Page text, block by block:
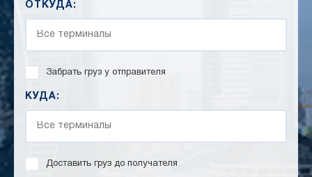
ОТКУДА:
Забрать груз у отправителя
КУДА:
Доставить груз до получателя